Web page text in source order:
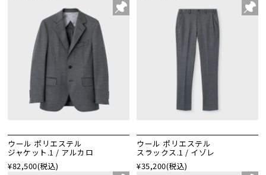
ウール ポリエステル
ジャケット.1 / アルカロ
¥82,500(税込)
ウール ポリエステル
スラックス.1 / イゾレ
¥35,200(税込)